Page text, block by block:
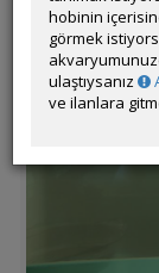
hobinin
görmek
ulaştıysanız
ve ilanlara